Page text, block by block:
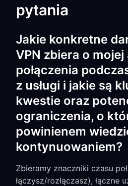
pytania
Jakie konkretne
VPN zbiera o
połączenia
z usługi i jakie są
kwestie oraz
ograniczenia, o
powinienem
kontynuowaniem?
Zbieramy znaczniki czasu
łączysz/rozłączasz), łączne